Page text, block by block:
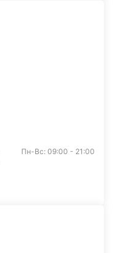
Пн-Вс: 09:00 - 21:00